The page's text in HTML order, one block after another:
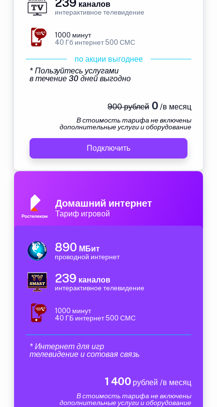
каналов
интерактивное телевидение
1000 минут
40 Гб интернет 500 СМС
по акции выгоднее
* Пользуйтесь услугами
в течение 30 дней выгодно
900 рублей0 /в месяц
В стоимость тарифа не включены
дополнительные услуги и оборудование
Подключить
Домашний интернет
Тариф игровой
890 МБит
проводной интернет
239 каналов
интерактивное телевидение
1000 минут
40 ГБ интернет 500 СМС
* Интернет для игр
телевидение и сотовая связь
1 400 рублей /в месяц
В стоимость тарифа не включены
дополнительные услуги и оборудование